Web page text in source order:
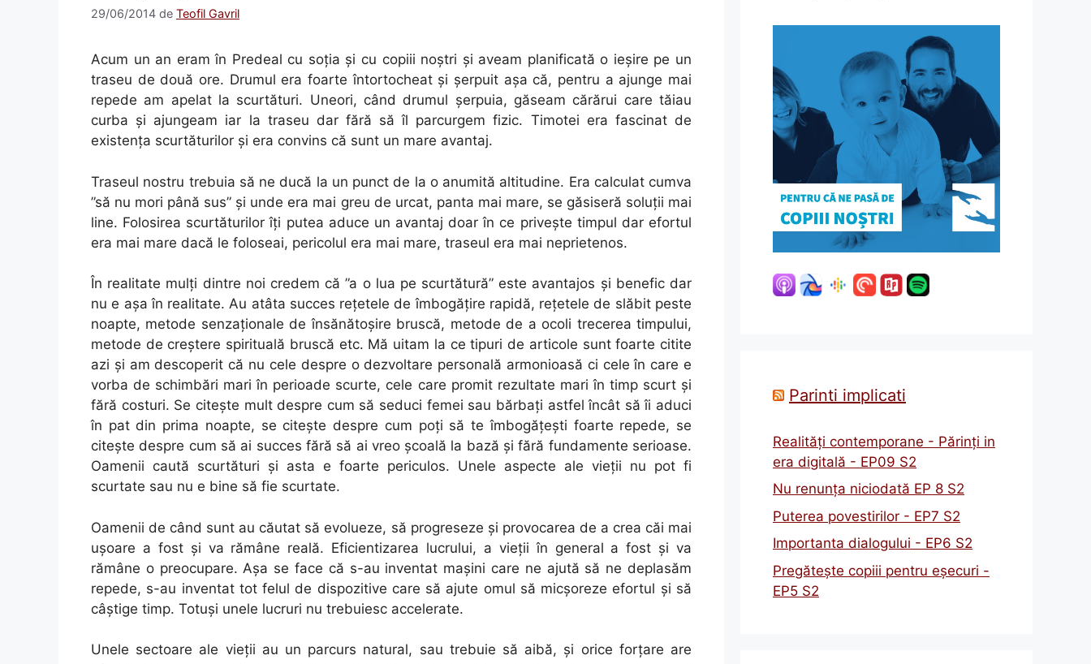
29/06/2014 de Teofil Gavril
Acum un an eram în Predeal cu soția și cu copiii noștri și aveam planificată o ieșire pe un
traseu de două ore. Drumul era foarte întortocheat și șerpuit așa că, pentru a ajunge mai
repede am apelat la scurtături. Uneori, când drumul șerpuia, găseam cărărui care tăiau
curba și ajungeam iar la traseu dar fără să îl parcurgem fizic. Timotei era fascinat de
existenţa scurtăturilor și era convins că sunt un mare avantaj.
Traseul nostru trebuia să ne ducă la un punct de la o anumită altitudine. Era calculat cumva
”să nu mori până sus” și unde era mai greu de urcat, panta mai mare, se găsiseră soluții mai
line. Folosirea scurtăturilor îți putea aduce un avantaj doar în ce privește timpul dar efortul
era mai mare dacă le foloseai, pericolul era mai mare, traseul era mai neprietenos.
În realitate mulți dintre noi credem că ”a o lua pe scurtătură” este avantajos și benefic dar
nu e așa în realitate. Au atâta succes rețetele de îmbogățire rapidă, rețetele de slăbit peste
noapte, metode senzaţionale de însănătoșire bruscă, metode de a ocoli trecerea timpului,
metode de creștere spirituală bruscă etc. Mă uitam la ce tipuri de articole sunt foarte citite
azi și am descoperit că nu cele despre o dezvoltare personală armonioasă ci cele în care e
vorba de schimbări mari în perioade scurte, cele care promit rezultate mari în timp scurt și
fără costuri. Se citește mult despre cum să seduci femei sau bărbați astfel încât să îi aduci
în pat din prima noapte, se citește despre cum poți să te îmbogățești foarte repede, se
citeşte despre cum să ai succes fără să ai vreo școală la bază și fără fundamente serioase.
Oamenii caută scurtături și asta e foarte periculos. Unele aspecte ale vieții nu pot fi
scurtate sau nu e bine să fie scurtate.
Oamenii de când sunt au căutat să evolueze, să progreseze și provocarea de a crea căi mai
ușoare a fost și va rămâne reală. Eficientizarea lucrului, a vieții în general a fost și va
rămâne o preocupare. Așa se face că s-au inventat mașini care ne ajută să ne deplasăm
repede, s-au inventat tot felul de dispozitive care să ajute omul să micşoreze efortul și să
câștige timp. Totuși unele lucruri nu trebuiesc accelerate.
Unele sectoare ale vieții au un parcurs natural, sau trebuie să aibă, și orice forțare are
Parinti implicati
Realități contemporane - Părinți in
era digitală - EP09 S2
Nu renunța niciodată EP 8 S2
Puterea povestirilor - EP7 S2
Importanta dialogului - EP6 S2
Pregătește copiii pentru eșecuri -
EP5 S2